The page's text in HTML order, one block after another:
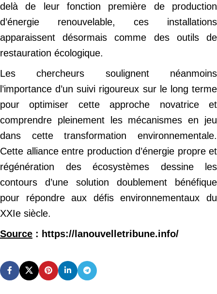
delà de leur fonction première de production
d’énergie renouvelable, ces installations
apparaissent désormais comme des outils de
restauration écologique.
Les chercheurs soulignent néanmoins
l’importance d’un suivi rigoureux sur le long terme
pour optimiser cette approche novatrice et
comprendre pleinement les mécanismes en jeu
dans cette transformation environnementale.
Cette alliance entre production d’énergie propre et
régénération des écosystèmes dessine les
contours d’une solution doublement bénéfique
pour répondre aux défis environnementaux du
XXIe siècle.
Source : https://lanouvelletribune.info/